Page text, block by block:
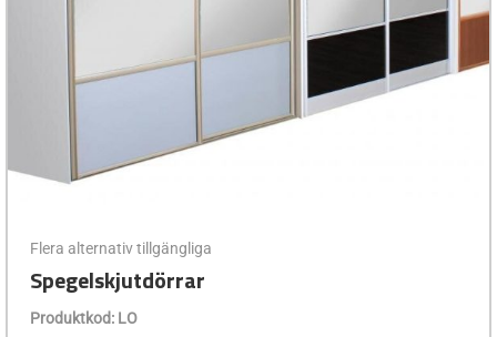
Flera alternativ tillgängliga
Spegelskjutdörrar
Produktkod: LO